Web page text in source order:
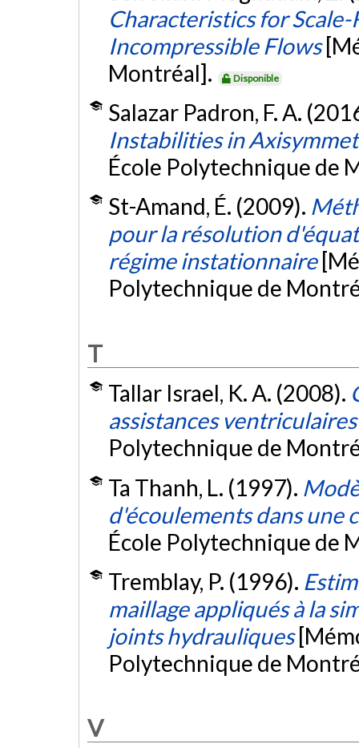
Characteristics for
Incompressible Flows
Montréal].
Disponible
Salazar Padron, F. A.
Instabilities in
École Polytechnique de
St-Amand, É. (2009).
pour la résolution
régime instationnaire
Polytechnique de
T
Tallar Israel, K. A. (2008).
assistances ventriculaires
Polytechnique de
Ta Thanh, L. (1997).
d'écoulements dans une
École Polytechnique de
Tremblay, P. (1996).
maillage appliqués à la
joints hydrauliques
Polytechnique de
V